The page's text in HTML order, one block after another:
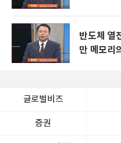
반도체 열
만 메모리
글로벌비즈
증권